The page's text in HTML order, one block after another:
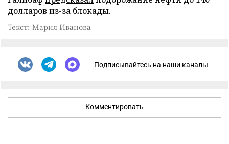
долларов из-за блокады.
Текст: Мария Иванова
Подписывайтесь на наши каналы
Комментировать